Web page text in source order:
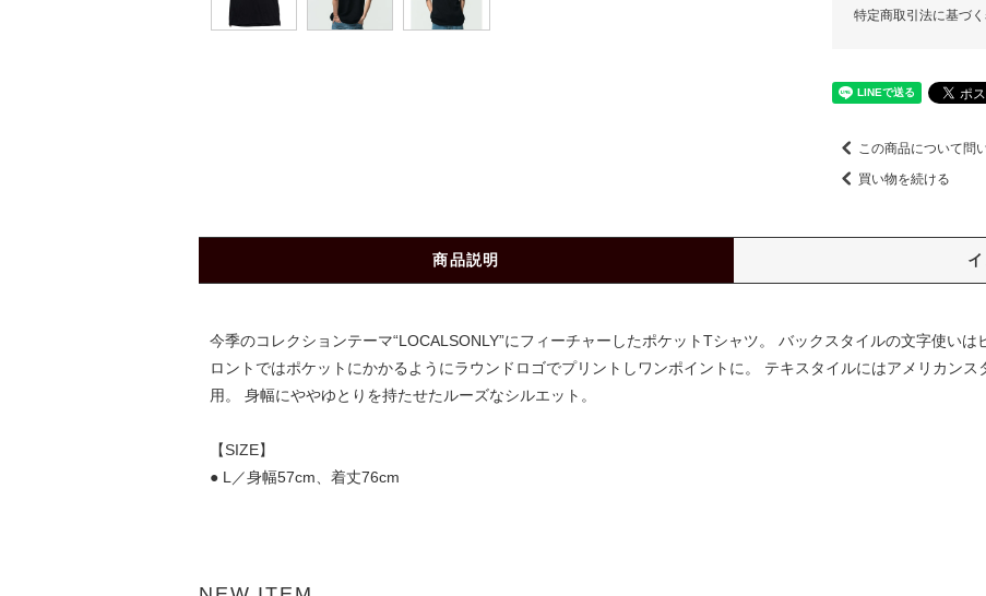
特定商取引法に基づ
この商品について問
買い物を続ける
商品説明
今季のコレクションテーマ“LOCALSONLY”にフィーチャーしたポケットTシャツ。 バックスタイルの文字使い
ロントではポケットにかかるようにラウンドロゴでプリントしワンポイントに。 テキスタイルにはアメリカン
用。 身幅にややゆとりを持たせたルーズなシルエット。
【SIZE】
● L／身幅57cm、着丈76cm